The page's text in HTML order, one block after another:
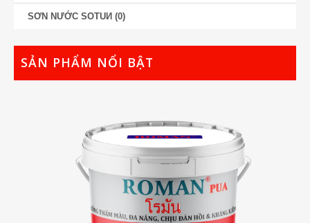
SƠN NƯỚC SOTUИ (0)
SẢN PHẨM NỔI BẬT